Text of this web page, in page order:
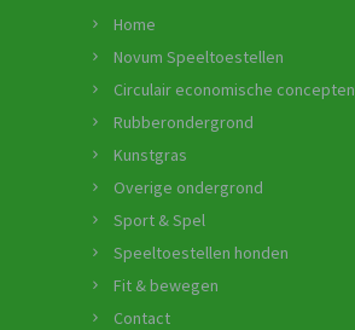
Home
Novum Speeltoestellen
Circulair economische concepten
Rubberondergrond
Kunstgras
Overige ondergrond
Sport & Spel
Speeltoestellen honden
Fit & bewegen
Contact